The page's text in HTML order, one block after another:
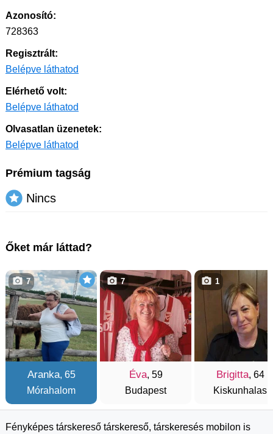
Azonosító:
728363
Regisztrált:
Belépve láthatod
Elérhető volt:
Belépve láthatod
Olvasatlan üzenetek:
Belépve láthatod
Prémium tagság
Nincs
Őket már láttad?
Aranka, 65
Mórahalom
7
Éva, 59
Budapest
7
Brigitta, 64
Kiskunhalas
1
Fényképes társkereső társkereső, társkeresés mobilon is